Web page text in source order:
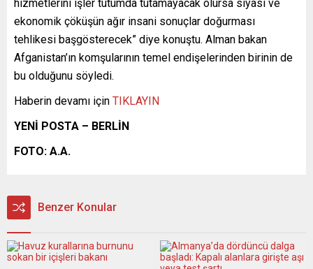
hizmetlerini işler tutumda tutamayacak olursa siyasi ve
ekonomik çöküşün ağır insani sonuçlar doğurması
tehlikesi başgösterecek” diye konuştu. Alman bakan
Afganistan’ın komşularının temel endişelerinden birinin de
bu olduğunu söyledi.
Haberin devamı için TIKLAYIN
YENİ POSTA – BERLİN
FOTO: A.A.
Benzer Konular